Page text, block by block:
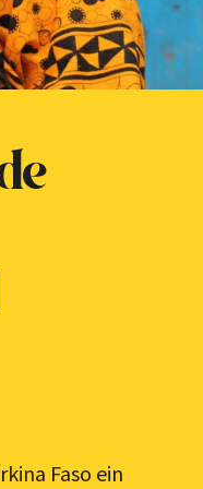
Faso ein